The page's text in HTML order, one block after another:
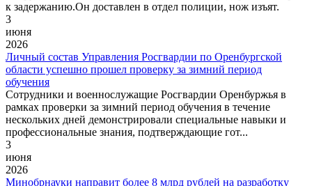
к задержанию.Он доставлен в отдел полиции, нож изъят.
3
июня
2026
Личный состав Управления Росгвардии по Оренбургской
области успешно прошел проверку за зимний период
обучения
Сотрудники и военнослужащие Росгвардии Оренбуржья в
рамках проверки за зимний период обучения в течение
нескольких дней демонстрировали специальные навыки и
профессиональные знания, подтверждающие гот...
3
июня
2026
Минобрнауки направит более 8 млрд рублей на разработку